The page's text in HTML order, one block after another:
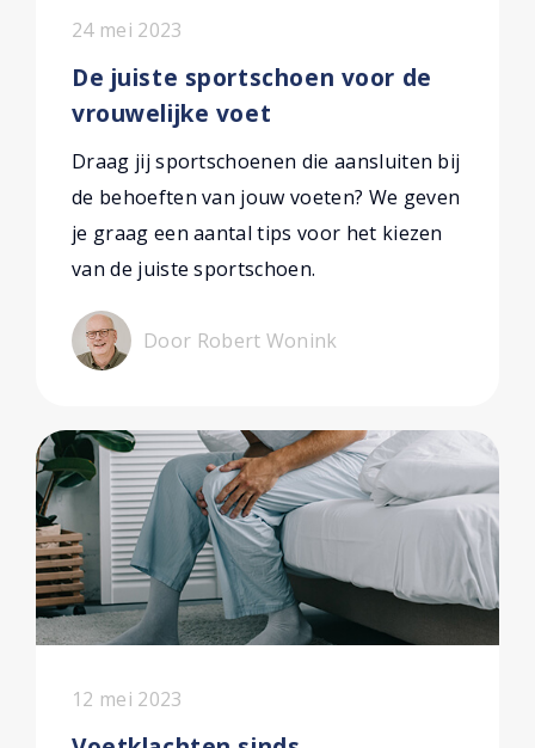
24 mei 2023
De juiste sportschoen voor de
vrouwelijke voet
Draag jij sportschoenen die aansluiten bij
de behoeften van jouw voeten? We geven
je graag een aantal tips voor het kiezen
van de juiste sportschoen.
Door Robert Wonink
12 mei 2023